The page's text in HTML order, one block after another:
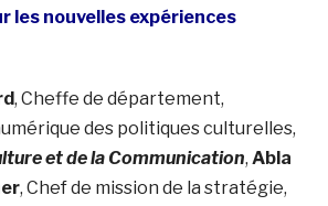
les nouvelles expériences
, Cheffe de département,
des politiques culturelles,
et de la Communication, Abla
, Chef de mission de la stratégie,